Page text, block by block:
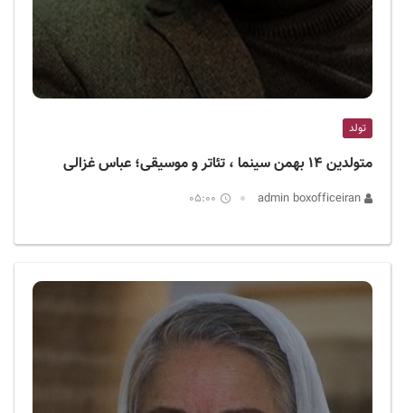
تولد
متولدین ۱۴ بهمن سینما ، تئاتر و موسیقی؛ عباس غزالی
05:00